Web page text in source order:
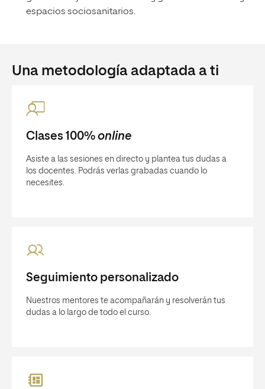
espacios sociosanitarios.
Una metodología adaptada a ti
Clases 100% online
Asiste a las sesiones en directo y plantea tus dudas a
los docentes. Podrás verlas grabadas cuando lo
necesites.
Seguimiento personalizado
Nuestros mentores te acompañarán y resolverán tus
dudas a lo largo de todo el curso.